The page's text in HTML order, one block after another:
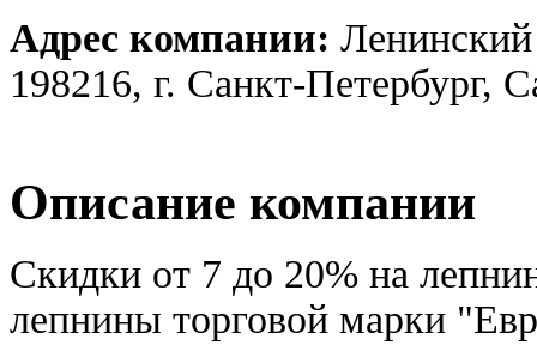
Адрес компании:
198216, г. Санкт-Петербург,
Описание компании
Скидки от 7 до 20% на
лепнины торговой марки